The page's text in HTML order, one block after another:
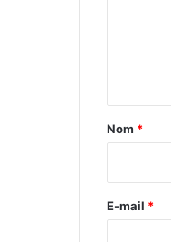
a
e
Nom *
E-mail *